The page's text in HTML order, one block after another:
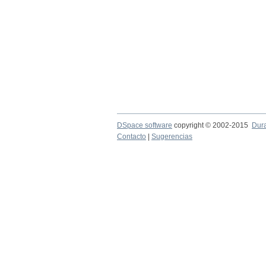
DSpace software copyright © 2002-2015
Contacto
Sugerencias